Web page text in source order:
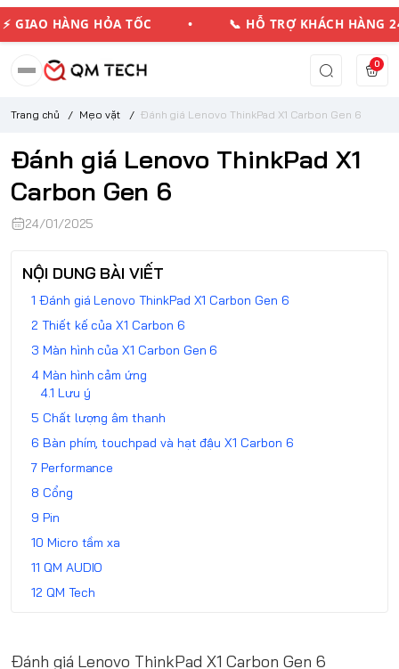
HÀNG HỎA TỐC • 📞 HỖ TRỢ KHÁCH
0
Trang chủ / Mẹo vặt / Đánh giá Lenovo ThinkPad X1 Carbon Gen 6
Đánh giá Lenovo ThinkPad X1
Carbon Gen 6
24/01/2025
NỘI DUNG BÀI VIẾT
Đánh giá Lenovo ThinkPad X1 Carbon Gen 6
Thiết kế của X1 Carbon 6
Màn hình của X1 Carbon Gen 6
Màn hình cảm ứng
Lưu ý
Chất lượng âm thanh
Bàn phím, touchpad và hạt đậu X1 Carbon 6
Performance
Cổng
Pin
Micro tầm xa
QM AUDIO
QM Tech
Đánh giá Lenovo ThinkPad X1 Carbon Gen 6